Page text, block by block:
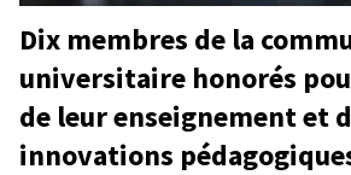
Dix membres de la
universitaire honorés
de leur enseignement et
innovations